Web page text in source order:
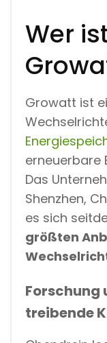
Wer
Growatt ist
erneuerbare
Das
Shenzhen,
es sich
größten
Forschung
treibende